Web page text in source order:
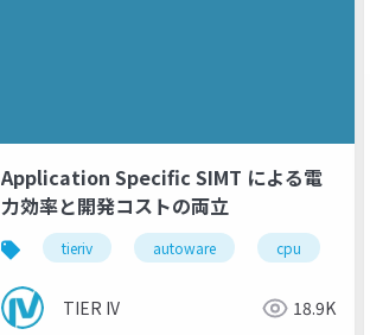
computing
Application Specific SIMT による電
力効率と開発コストの両立
tieriv autoware cpu
TIER IV 18.9K